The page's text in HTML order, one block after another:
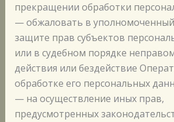
прекращении обработки
— обжаловать в
защите прав субъектов
или в судебном порядке
действия или бездействие
обработке его персональных
— на осуществление иных прав,
предусмотренных